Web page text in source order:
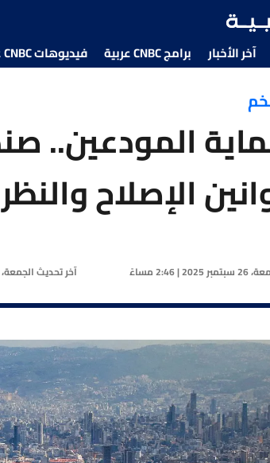
آخر الأخبار برامج CNBC عربية فيديوهات CNBC عربية
المودعين..
الإصلاح
2025 | 2:46 مساءً آخر تحديثالجمعة، 26 سبتمبر 2025 | 2:50